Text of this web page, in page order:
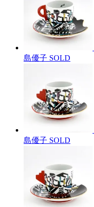
島優子 SOLD
島優子 SOLD